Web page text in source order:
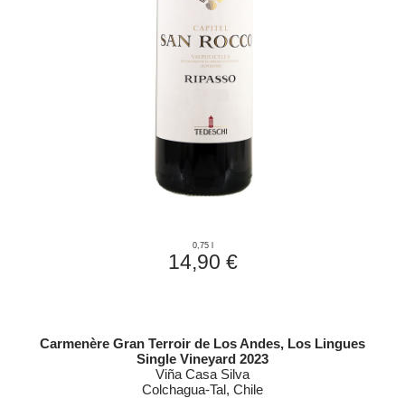
0,75 l
14,90 €
Carmenère Gran Terroir de Los Andes, Los Lingues
Single Vineyard 2023
Viña Casa Silva
Colchagua-Tal, Chile